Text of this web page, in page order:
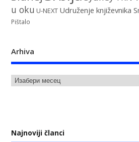
u oku U-NEXT Udruženje književnika
Pištalo
Arhiva
Najnoviji članci